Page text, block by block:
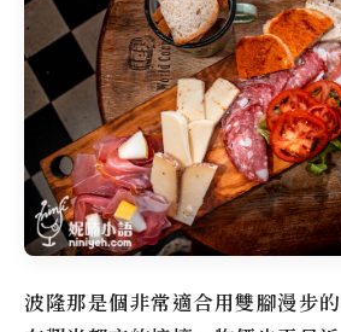
波隆那是個非常適合用雙腳漫步